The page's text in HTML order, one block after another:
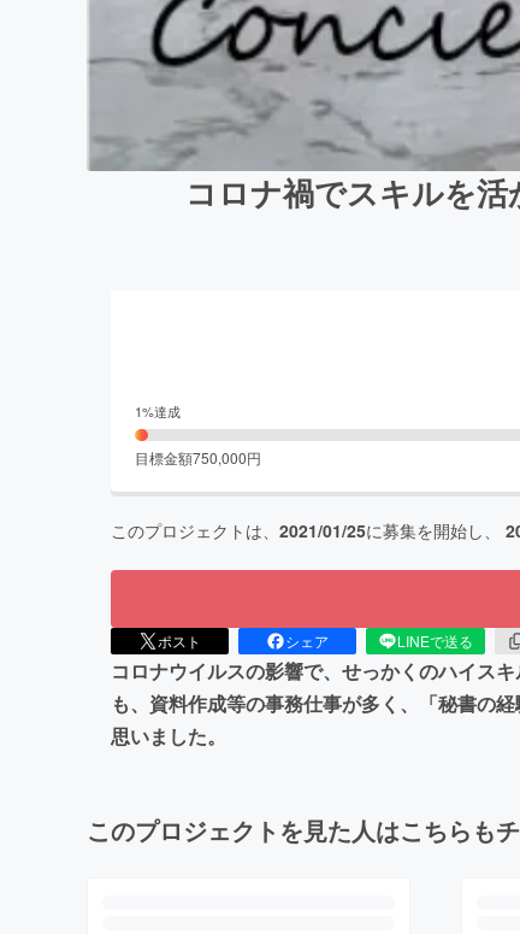
コロナ禍でスキルを
1%達成
目標金額750,000円
このプロジェクトは、 2021/01/25に募集を開始し、
ポスト シェア LINEで送る
コロナウイルスの影響で、せっかくのハイス
も、資料作成等の事務仕事が多く、「秘書の
思いました。
このプロジェクトを見た人はこちらも